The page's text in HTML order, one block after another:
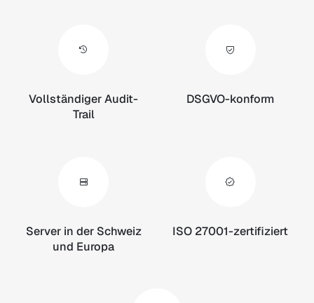
Vollständiger Audit-
Trail
DSGVO-konform
Server in der Schweiz
und Europa
ISO 27001-zertifiziert